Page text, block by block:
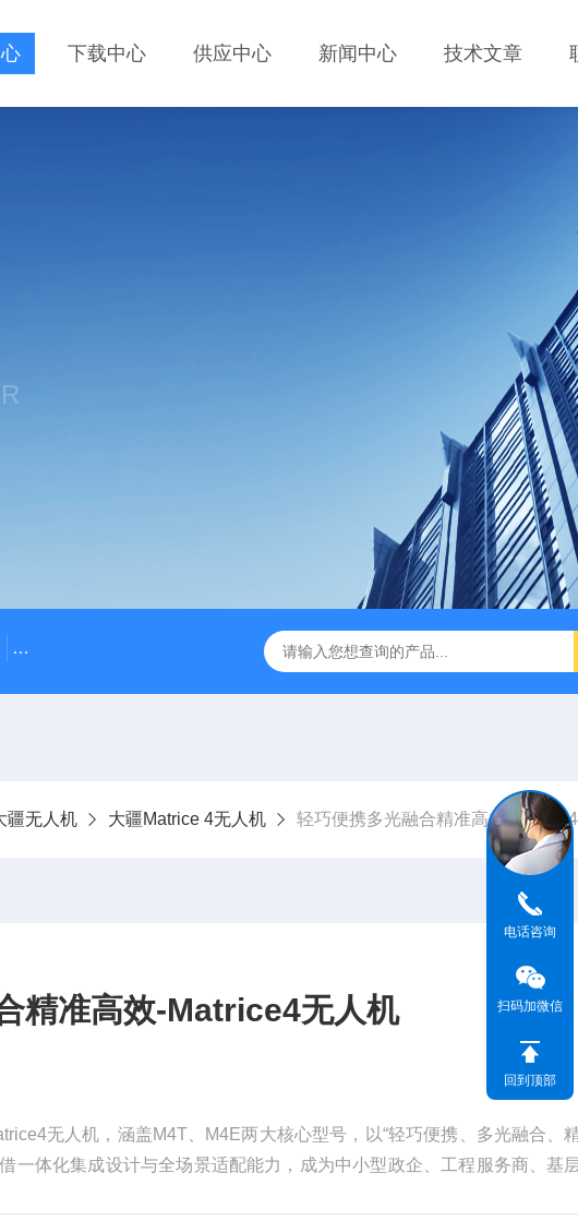
下载中心 供应中心 新闻中心 技术文章
大疆升级版M350RTK行业无人机规格参数 Mavic 3T大疆热红外相
疆无人机 大疆Matrice 4无人机 轻巧便携多光融合精准高效-
精准高效-Matrice4无人机
无人机，涵盖M4T、M4E两大核心型号，以“轻巧便携、多光融合、
一体化集成设计与全场景适配能力，成为中小型政企、工程服务商、基
电话咨询
扫码加微信
回到顶部